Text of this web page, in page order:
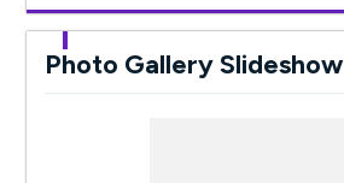
Photo Gallery Slideshow